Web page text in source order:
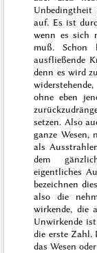
Unbedingtheit
auf. Es ist
wenn es sich
muß. Schon
ausfließende
denn es wird
ohne eben
setzen. Also
ganze Wesen,
als
dem
eigentliches
bezeichnen
also die
wirkende, die
Unwirkende
die erste Zahl.
das Wesen